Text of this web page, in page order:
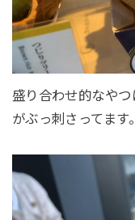
盛り合わせ的なや
がぶっ刺さってます。